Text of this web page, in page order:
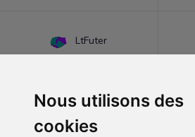
Nous utilisons des
cookies
LtFuter